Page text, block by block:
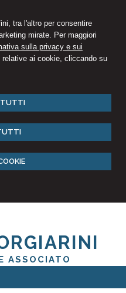
tra l'altro per consentire
mirate. Per maggiori
sulla privacy e sui
ai cookie, cliccando su
TUTTI
ASSOCIATO